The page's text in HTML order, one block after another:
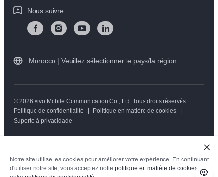
Instructions de garantie vivo
Nous suivre
Morocco | Veuillez sélectionner le pays/la région
© 2026 vivo Mobile Communication Co., Ltd. Tous droits réservés.
Politique de confidentialité
| Politique en matière de cookies
|
Suporte à privacidade
Notre site utilise les cookies pour améliorer votre expérience. En continuant
d'utiliser notre site, vous acceptez notre politique en matière de cookies et